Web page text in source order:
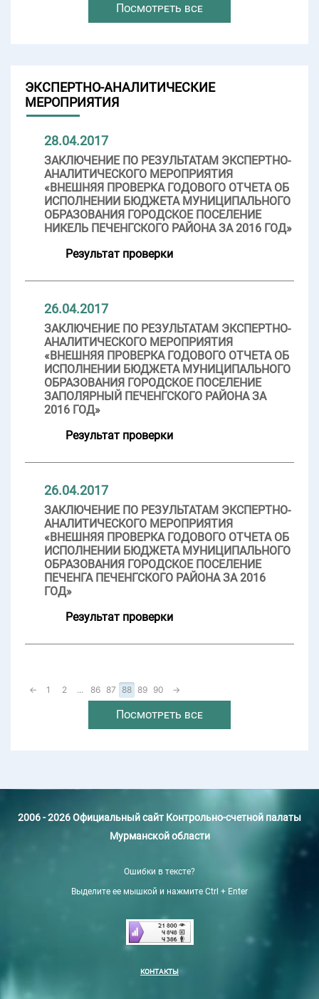
Посмотреть все
ЭКСПЕРТНО-АНАЛИТИЧЕСКИЕ
МЕРОПРИЯТИЯ
28.04.2017
ЗАКЛЮЧЕНИЕ ПО РЕЗУЛЬТАТАМ ЭКСПЕРТНО-
АНАЛИТИЧЕСКОГО МЕРОПРИЯТИЯ
«ВНЕШНЯЯ ПРОВЕРКА ГОДОВОГО ОТЧЕТА ОБ
ИСПОЛНЕНИИ БЮДЖЕТА МУНИЦИПАЛЬНОГО
ОБРАЗОВАНИЯ ГОРОДСКОЕ ПОСЕЛЕНИЕ
НИКЕЛЬ ПЕЧЕНГСКОГО РАЙОНА ЗА 2016 ГОД»
Результат проверки
26.04.2017
ЗАКЛЮЧЕНИЕ ПО РЕЗУЛЬТАТАМ ЭКСПЕРТНО-
АНАЛИТИЧЕСКОГО МЕРОПРИЯТИЯ
«ВНЕШНЯЯ ПРОВЕРКА ГОДОВОГО ОТЧЕТА ОБ
ИСПОЛНЕНИИ БЮДЖЕТА МУНИЦИПАЛЬНОГО
ОБРАЗОВАНИЯ ГОРОДСКОЕ ПОСЕЛЕНИЕ
ЗАПОЛЯРНЫЙ ПЕЧЕНГСКОГО РАЙОНА ЗА
2016 ГОД»
Результат проверки
26.04.2017
ЗАКЛЮЧЕНИЕ ПО РЕЗУЛЬТАТАМ ЭКСПЕРТНО-
АНАЛИТИЧЕСКОГО МЕРОПРИЯТИЯ
«ВНЕШНЯЯ ПРОВЕРКА ГОДОВОГО ОТЧЕТА ОБ
ИСПОЛНЕНИИ БЮДЖЕТА МУНИЦИПАЛЬНОГО
ОБРАЗОВАНИЯ ГОРОДСКОЕ ПОСЕЛЕНИЕ
ПЕЧЕНГА ПЕЧЕНГСКОГО РАЙОНА ЗА 2016
ГОД»
Результат проверки
← 1 2 ... 86 87 88 89 90 →
Посмотреть все
2006 - 2026 Официальный сайт Контрольно-счетной палаты
Мурманской области
Ошибки в тексте?
Выделите ее мышкой и нажмите Ctrl + Enter
КОНТАКТЫ